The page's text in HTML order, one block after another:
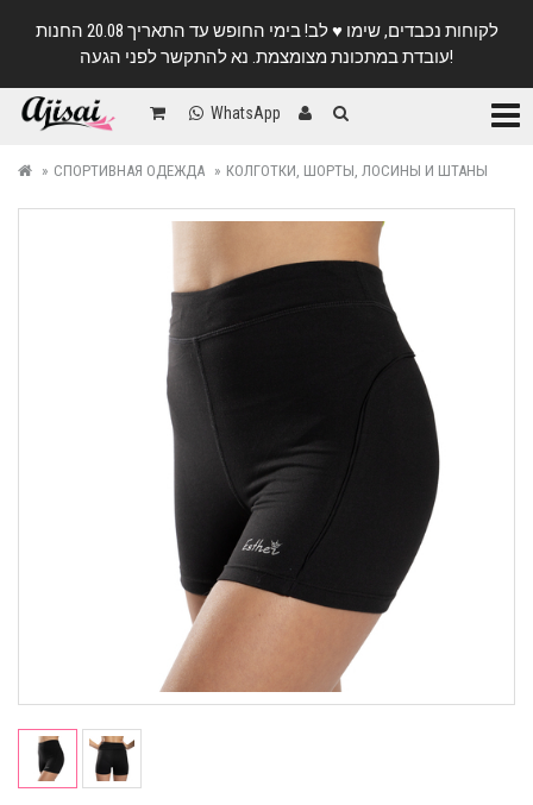
לקוחות נכבדים, שימו ♥️ לב! בימי החופש עד התאריך 20.08 החנות
עובדת במתכונת מצומצמת. נא להתקשר לפני הגעה!
WhatsApp
СПОРТИВНАЯ ОДЕЖДА КОЛГОТКИ, ШОРТЫ, ЛОСИНЫ И ШТАНЫ